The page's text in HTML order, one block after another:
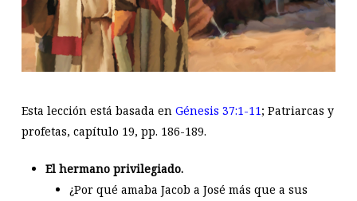
Esta lección está basada en Génesis 37:1-11; Patriarcas y
profetas, capítulo 19, pp. 186-189.
El hermano privilegiado.
¿Por qué amaba Jacob a José más que a sus